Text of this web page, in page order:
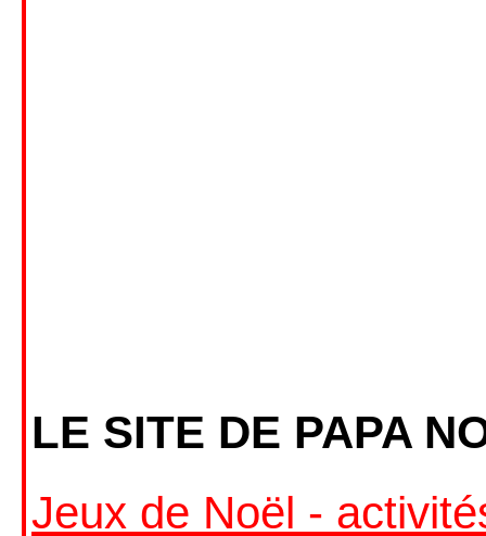
LE SITE DE PAPA
Jeux de Noël -